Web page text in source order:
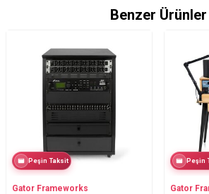
Benzer Ürünler
Peşin Taksit
Gator Frameworks
Peşin
Gator